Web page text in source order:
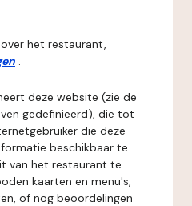
het restaurant,
.
deze website (zie de
gedefinieerd), die tot
die deze
beschikbaar te
van het restaurant te
kaarten en menu's,
of nog beoordelingen